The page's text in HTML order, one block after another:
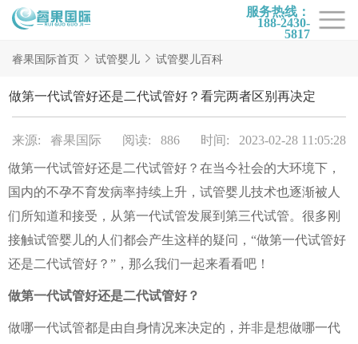
服务热线：
188-2430-
5817
首页
试管项目
试管百科
试管医院
睿果国际
睿果国际首页 试管婴儿 试管婴儿百科
做第一代试管好还是二代试管好？看完两者区别再决定
来源: 睿果国际 阅读: 886 时间: 2023-02-28 11:05:28
做第一代试管好还是二代试管好？在当今社会的大环境下，
国内的不孕不育发病率持续上升，试管婴儿技术也逐渐被人
们所知道和接受，从第一代试管发展到第三代试管。很多刚
接触试管婴儿的人们都会产生这样的疑问，“做第一代试管好
还是二代试管好？”，那么我们一起来看看吧！
做第一代试管好还是二代试管好？
做哪一代试管都是由自身情况来决定的，并非是想做哪一代